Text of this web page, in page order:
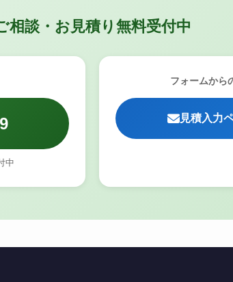
相談・お見積り無料受付中
中
フォームから
見積入力